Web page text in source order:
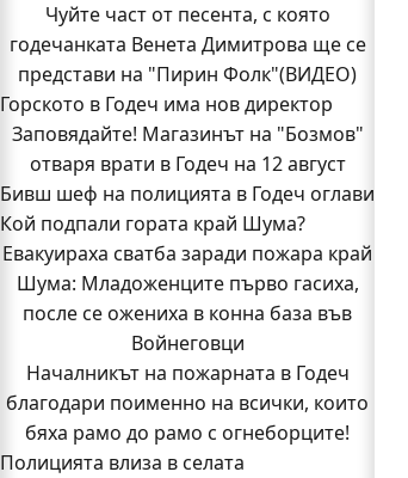
Чуйте част от песента, с която
годечанката Венета Димитрова ще се
представи на "Пирин Фолк"(ВИДЕО)
Горското в Годеч има нов директор
Заповядайте! Магазинът на "Бозмов"
отваря врати в Годеч на 12 август
Бивш шеф на полицията в Годеч оглави
ОДМВР-Видин
Кой подпали гората край Шума?
Младежи от Люлин и Део сред първите
доброволци на пожара край Шума
(СНИМКИ)
Началникът на пожарната в Годеч
благодари поименно на всички, които
бяха рамо до рамо с огнеборците!
150 декара гори, треви и храсти
Кой подпали гората край Шума?
Евакуираха сватба заради пожара край
Шума: Младоженците първо гасиха,
после се ожениха в конна база във
Войнеговци
Началникът на пожарната в Годеч
благодари поименно на всички, които
бяха рамо до рамо с огнеборците!
Полицията влиза в селата